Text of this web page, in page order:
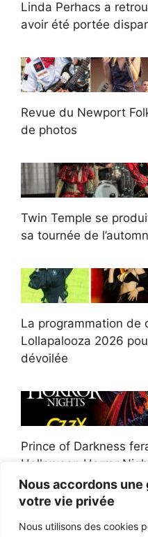
Nous accordons
votre vie privée
Nous utilisons des cookies
Linda Perhacs a
avoir été portée
Revue du Newport
de photos
Twin Temple se
sa tournée de
La programmation de
Lollapalooza 2026
dévoilée
Prince of Darkness
Halloween Horror